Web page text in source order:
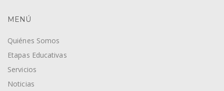
MENÚ
Quiénes Somos
Etapas Educativas
Servicios
Noticias